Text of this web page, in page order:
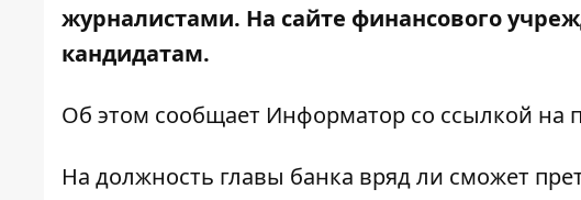
журналистами. На сайте финансового
кандидатам.
Об этом сообщает Информатор со ссылкой на
На должность главы банка вряд ли сможет